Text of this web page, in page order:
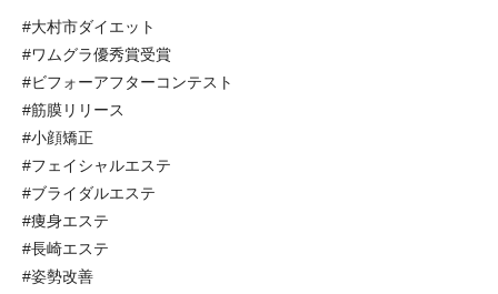
#大村市ダイエット
#ワムグラ優秀賞受賞
#ビフォーアフターコンテスト
#筋膜リリース
#小顔矯正
#フェイシャルエステ
#ブライダルエステ
#痩身エステ
#長崎エステ
#姿勢改善